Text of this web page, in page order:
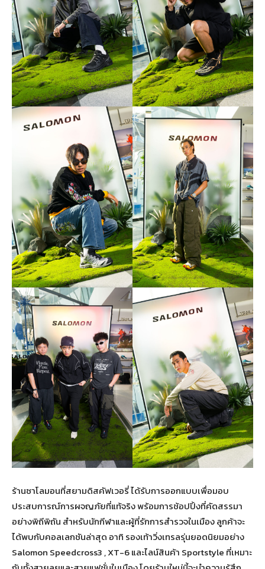
ร้านซาโลมอนที่สยามดิสคัฟเวอรี่ ได้รับการออกแบบเพื่อมอบ
ประสบการณ์การผจญภัยที่แท้จริง พร้อมการช้อปปิ้งที่คัดสรรมา
อย่างพิถีพิถัน สำหรับนักกีฬาและผู้ที่รักการสำรวจในเมือง ลูกค้าจะ
ได้พบกับคอลเลกชันล่าสุด อาทิ รองเท้าวิ่งเทรลรุ่นยอดนิยมอย่าง
Salomon Speedcross3 , XT-6 และไลน์สินค้า Sportstyle ที่เหมาะ